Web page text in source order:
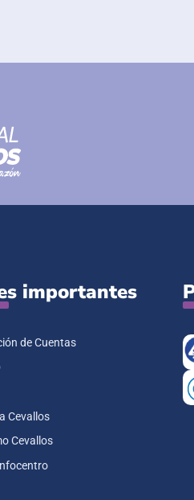
importantes
de Cuentas
Cevallos
Cevallos